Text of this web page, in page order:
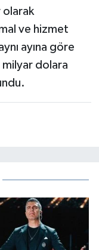
olarak
mal ve hizmet
ayına göre
dolara